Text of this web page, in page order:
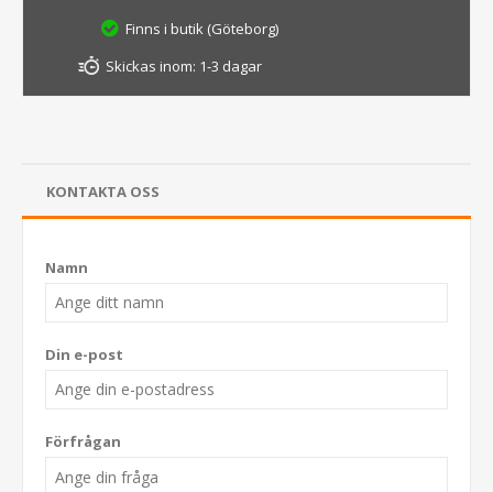
Finns i butik (Göteborg)
Skickas inom: 1-3 dagar
KONTAKTA OSS
Namn
Din e-post
Förfrågan